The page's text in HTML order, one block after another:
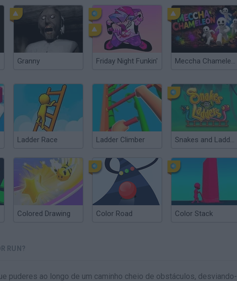
Granny Friday Night Funkin' Meccha Chameleon
Ladder Race Ladder Climber Snakes and Ladders
Colored Drawing Color Road Color Stack
RUN?
puderes ao longo de um caminho cheio de obstáculos, desviando-